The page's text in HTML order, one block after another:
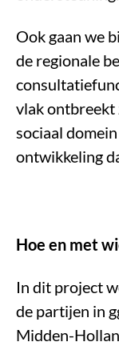
Ook gaan we
de regionale
vlak ontbreekt
sociaal
ontwikkeling
Hoe en met
In dit project
de partijen in
Midden-